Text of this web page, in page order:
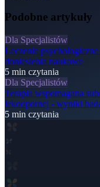
Podobne artykuły
Dla Specjalistów
Leczenie
doniesienia naukowe
5 min czytania
Dla Specjalistów
Terapia wspomagana
lekoopornej - wyniki
5 min czytania